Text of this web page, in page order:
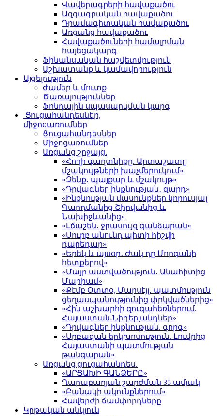
Վավերագրերի հավաքածու
Ազգագրական հավաքածու
Դրամագիտական հավաքածու
Առցանց հավաքածու
Հավաքածուների համալրման
հայեցակարգ
Ֆինանսական հաշվետվություն
Աշխատանք և կամավորություն
Այցելություն
Ժամեր և մուտք
Ծառայություններ
Ֆոնդային սպասարկման կարգ
Ցուցահանդեսներ,
միջոցառումներ
Ցուցահանդեսներ
Միջոցառումներ
Առցանց շրջայց.
«Հողի գաղտնիքը. Արտաշատը
մշակույթների խաչմերուկում»
«Զենք․ պայքար և մշակույթ»
«Դրվագներ ինքնության․ զարդ»
«Ինքնության մասունքներ կորուսյալ
Գարդմանից Շիրվանից և
Նախիջևանից»
«Լճաշեն․ ջրասույզ գանձարան»
«Սուրբ անունդ պիտի հիշվի
դարեդար»
«Երեկ և այսօր․ Ժակ դը Մորգանի
հետքերով»
«Մայր աստվածություն․ Անահիտից
Մարիամ»
«Քէմբ Օտտօ, Մարսէյլ․ պատմություն
ցեղասպանությունից փրկվածներից»
«Հին աշխարհի զուգահեռներում.
Հայաստան-Նիդերլանդներ»
«Դրվագներ ինքնության. գորգ»
«Սրբազան երկխոսություն. Լուվրից
Հայաստանի պատմության
թանգարան»
Առցանց ցուցահանդես.
«ԱՐՑԱԽԻ ԳԱՆՁԵՐԸ»
Ղարաբաղյան շարժման 35 ամյակ
«Բանակի ակունքներում»
Հավերժի ճամփորդները
Կրթական անկյուն